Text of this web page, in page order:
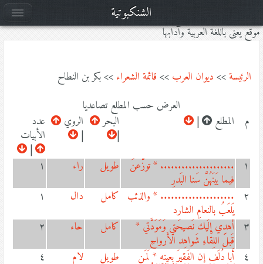
موقع يعنى باللغة العربية وآدابها
الرئيسة>> ديوان العرب >> قائمة الشعراء >> بكر بن النطاح
العرض حسب المطلع تصاعديا
م
المطلع |
البحر
|
الروي
|
عدد
الأبيات
|
١
..................... * توزّعنَ
فيما بَينَهُنَّ سَنا البَدرِ
طويل راء
١
٢ ..................... * والذئب
يَلعَبُ بالنعامِ الشارد
كامل دال
١
٣ أهدِي إِلَيك نَصيحَتي وَمَوَدَّتي *
قَبلَ اللِقاءِ شَواهِد الأَرواحِ
كامل حاء
٢
٤ أَبا دُلَفٍ إن الفَقيرَ بِعينِهِ * لَمَن
طويل لام
٤
الشنكبوتية